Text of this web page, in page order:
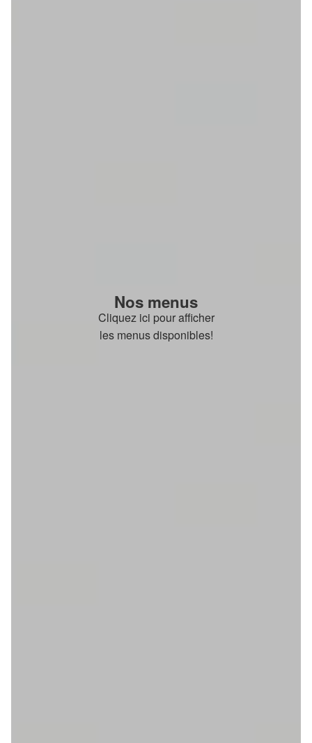
Nos menus
Cliquez ici pour afficher
les menus disponibles!